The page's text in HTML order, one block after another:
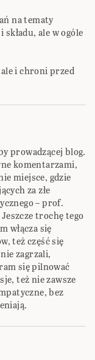
na tematy
ale w ogóle
ale i chroni przed
prowadzącej blog.
komentarzami,
miejsce, gdzie
za złe
– prof.
trochę tego
włącza się
też część się
zagrzali,
się pilnować
też nie zawsze
bez